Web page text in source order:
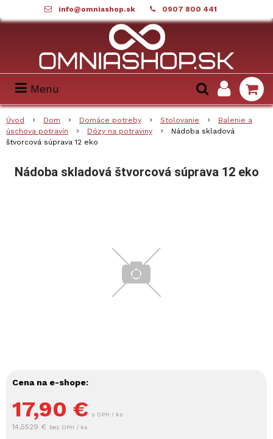
info@omniashop.sk 0907 800 441
Menu
Úvod Dom Domáce potreby Stolovanie
Balenie a
úschova potravín
Dózy na potraviny
Nádoba skladová
štvorcová súprava 12 eko
Nádoba skladová štvorcová súprava 12 eko
Cena na e-shope:
17,90 € s DPH / ks
14,5529 € bez DPH / ks